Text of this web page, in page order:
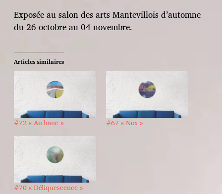
Exposée au salon des arts Mantevillois d’automne
du 26 octobre au 04 novembre.
Articles similaires
#72 « Au banc » #67 « Nox »
#70 « Déliquescence »